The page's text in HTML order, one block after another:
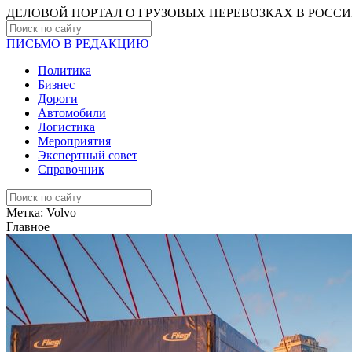
ДЕЛОВОЙ ПОРТАЛ О ГРУЗОВЫХ ПЕРЕВОЗКАХ В
ПИСЬМО В РЕДАКЦИЮ
Политика
Бизнес
Дороги
Автомобили
Логистика
Мероприятия
Экспертный совет
Справочник
Метка: Volvo
Главное